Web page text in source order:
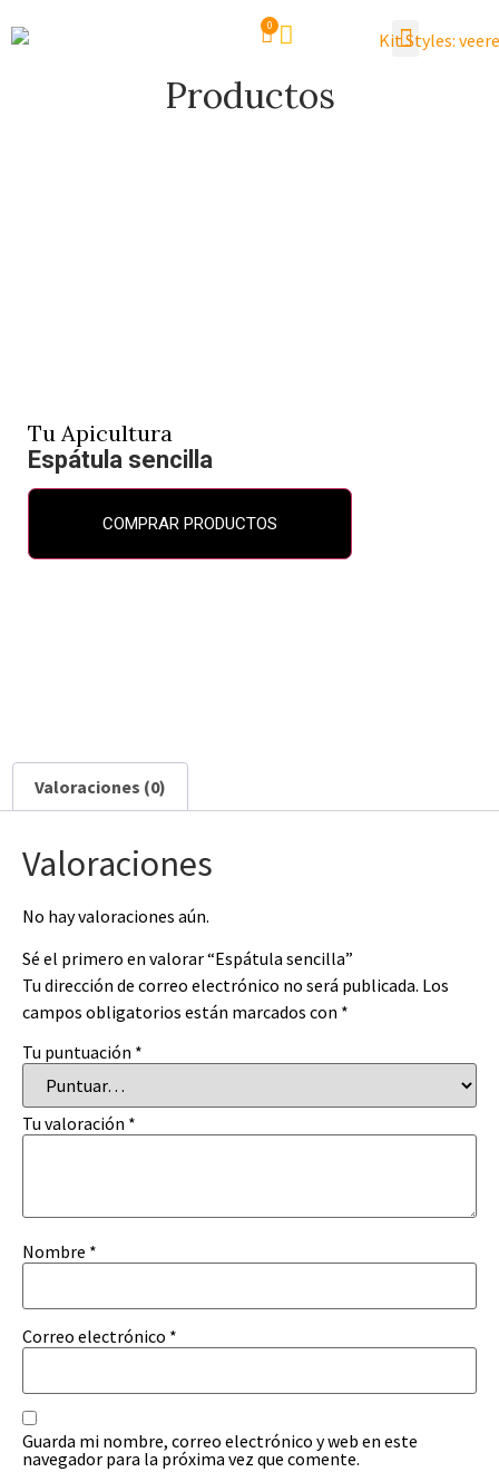
0
Productos
Tu Apicultura
Espátula sencilla
COMPRAR PRODUCTOS
Valoraciones (0)
Valoraciones
No hay valoraciones aún.
Sé el primero en valorar “Espátula sencilla”
Tu dirección de correo electrónico no será publicada. Los
campos obligatorios están marcados con *
Tu puntuación *
Tu valoración *
Nombre *
Correo electrónico *
Guarda mi nombre, correo electrónico y web en este
navegador para la próxima vez que comente.